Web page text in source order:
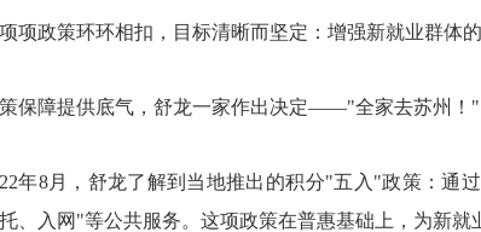
项政策环环相扣，目标清晰而坚定：增强新就业群体
保障提供底气，舒龙一家作出决定——"全家去苏州！"
年8月，舒龙了解到当地推出的积分"五入"政策：通
、入网"等公共服务。这项政策在普惠基础上，为新就